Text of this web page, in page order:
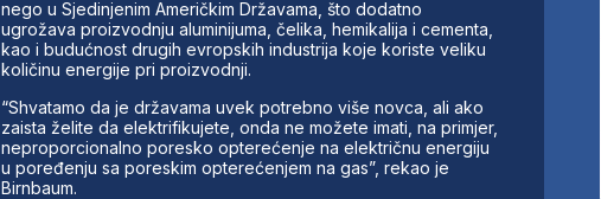
nego u Sjedinjenim Američkim Državama, što dodatno
ugrožava proizvodnju aluminijuma, čelika, hemikalija i cementa,
kao i budućnost drugih evropskih industrija koje koriste veliku
količinu energije pri proizvodnji.
“Shvatamo da je državama uvek potrebno više novca, ali ako
zaista želite da elektrifikujete, onda ne možete imati, na primjer,
neproporcionalno poresko opterećenje na električnu energiju
u poređenju sa poreskim opterećenjem na gas”, rekao je
Birnbaum.